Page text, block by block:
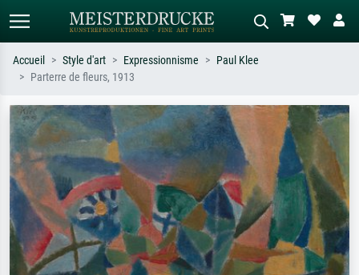
Recherchez par artiste, titre ou style –
ex. Monet, Nuit étoilée,
impressionnisme, vague de Hokusai,
Décrivez la scène – ex. prairie verte,
abstrait avec beaucoup de rouge,
tableau sombre, nu debout près d'un
Accueil Style d'art Expressionnisme
Paul Klee
Parterre de fleurs, 1913